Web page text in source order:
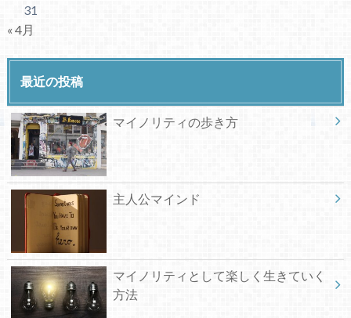
31
« 4月
最近の投稿
マイノリティの歩き方
主人公マインド
マイノリティとして楽しく生きていく
方法